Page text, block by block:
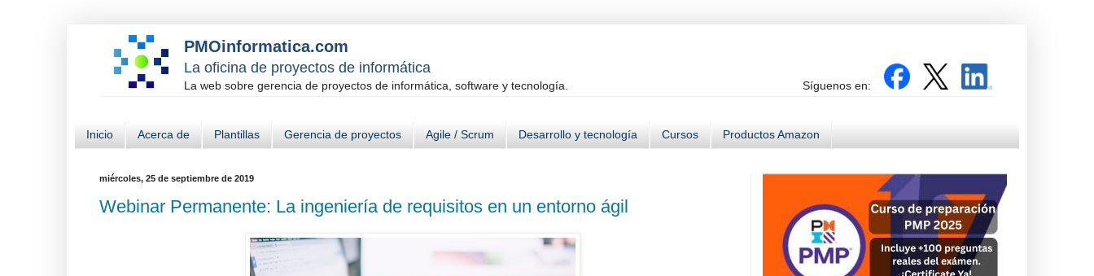
PMOinformatica.com
La oficina de proyectos de informática
La web sobre gerencia de proyectos de informática, software y tecnología. Síguenos en:
Inicio Acerca de Plantillas Gerencia de proyectos Agile / Scrum Desarrollo y tecnología Cursos Productos Amazon
miércoles, 25 de septiembre de 2019
Webinar Permanente: La ingeniería de requisitos en un entorno ágil